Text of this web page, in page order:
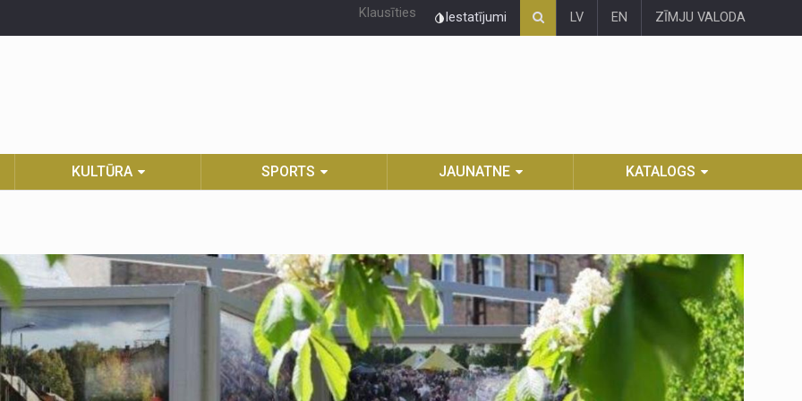
Klausīties Iestatījumi LV EN ZĪMJU VALODA
KULTŪRA SPORTS JAUNATNE KATALOGS